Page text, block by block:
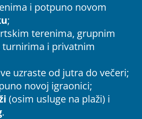
i potpuno novom
;
terenima, grupnim
turnirima i privatnim
uzraste od jutra do večeri;
novoj igraonici;
(osim usluge na plaži) i
.